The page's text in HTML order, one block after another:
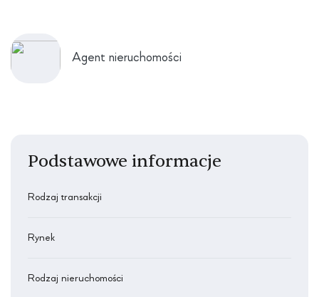
Agent nieruchomości
Podstawowe informacje
Rodzaj transakcji
Rynek
Rodzaj nieruchomości